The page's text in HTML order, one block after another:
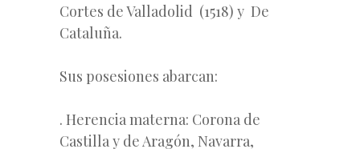
Cortes de Valladolid (1518) y De
Cataluña.
Sus posesiones abarcan:
. Herencia materna: Corona de
Castilla y de Aragón, Navarra,